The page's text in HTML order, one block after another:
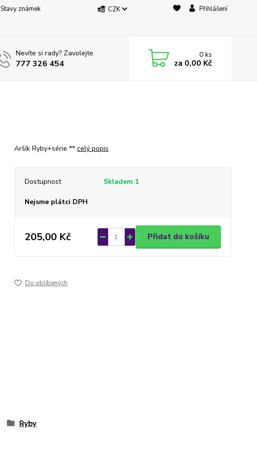
Stavy známek
CZK Přihlášení
Nevíte si rady? Zavolejte.
777 326 454
0ks
za 0,00 Kč
Aršík Ryby+série ** celý popis
Dostupnost Skladem 1
Nejsme plátci DPH
205,00 Kč Přidat do košíku
Do oblíbených
Ryby